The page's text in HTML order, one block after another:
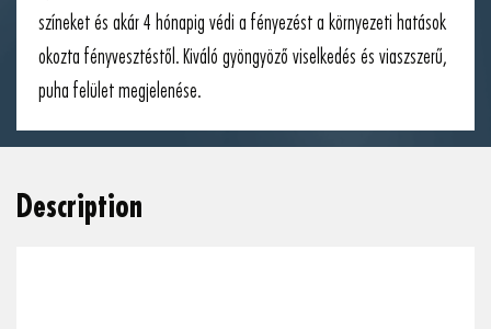
színeket és akár 4 hónapig védi a fényezést a környezeti hatások
okozta fényvesztéstől. Kiváló gyöngyöző viselkedés és viaszszerű,
puha felület megjelenése.
Description